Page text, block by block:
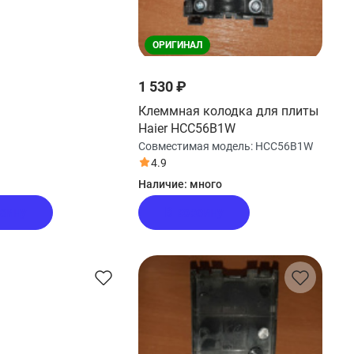
ОРИГИНАЛ
1 530 ₽
Клеммная колодка для плиты
Haier HCC56B1W
Совместимая модель: HCC56B1W
4.9
Наличие: много